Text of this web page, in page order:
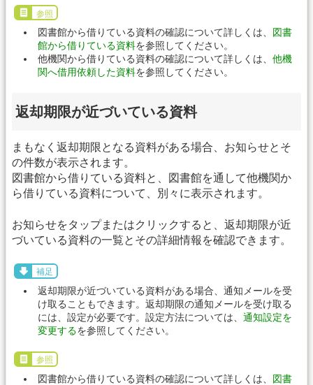
参照
図書館から借りている資料の確認について詳しくは、 図書
館から借りている資料を参照してください。
他機関から借りている資料の確認について詳しくは、 他機
関へ借用依頼した資料を参照してください。
返却期限が近づいている資料
まもなく返却期限となる資料がある場合、お知らせとそ
の件数が表示されます。
図書館から借りている資料と、図書館を通して他機関か
ら借りている資料について、別々に表示されます。
お知らせをタップまたはクリックすると、返却期限が近
づいている資料の一覧とその詳細情報を確認できます。
補足
返却期限が近づいている資料がある場合、通知メールを受
け取ることもできます。返却期限の通知メールを受け取る
には、設定が必要です。設定方法については、 通知設定を
変更するを参照してください。
参照
図書館から借りている資料の確認について詳しくは、 図書